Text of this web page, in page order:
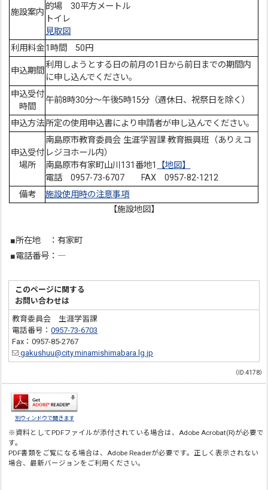
施設案内
的場 30平方メートル
トイレ
見取図
利用料金1時間 50円
申込期間
利用しようとする日の前月の1日から前日までの期間内
に申し込んでください。
申込受付
時間
午前8時30分～午後5時15分（週休日、祝祭日を除く）
申込方法所定の使用申込書により申請者が申し込んでください。
申込受付
場所
南島原市教育委員会 生涯学習課 教育振興班（ありえコ
レジヨホール内）
南島原市有家町山川131番地1
【地図】
電話 0957-73-6707 FAX 0957-82-1212
備考
施設使用時の注意事項
【施設地図】
■所在地 ：有家町
■電話番号：―
このページに関する
お問い合わせは
教育委員会 生涯学習課
電話番号：0957-73-6703
Fax：0957-85-2767
gakushuu@city.minamishimabara.lg.jp
（ID:4178）
別ウィンドウで開きます
※資料としてPDFファイルが添付されている場合は、Adobe Acrobat(R)が必要で
す。
PDF書類をご覧になる場合は、Adobe Readerが必要です。正しく表示されない
場合、最新バージョンをご利用ください。